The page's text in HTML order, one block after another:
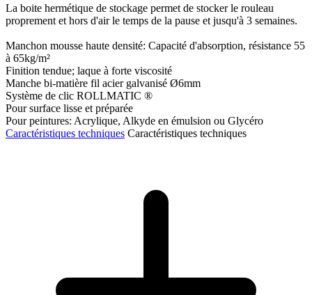
La boite hermétique de stockage permet de stocker le rouleau
proprement et hors d'air le temps de la pause et jusqu'à 3 semaines.
Manchon mousse haute densité: Capacité d'absorption, résistance 55
à 65kg/m²
Finition tendue; laque à forte viscosité
Manche bi-matière fil acier galvanisé Ø6mm
Système de clic ROLLMATIC ®
Pour surface lisse et préparée
Pour peintures: Acrylique, Alkyde en émulsion ou Glycéro
Caractéristiques techniques Caractéristiques techniques